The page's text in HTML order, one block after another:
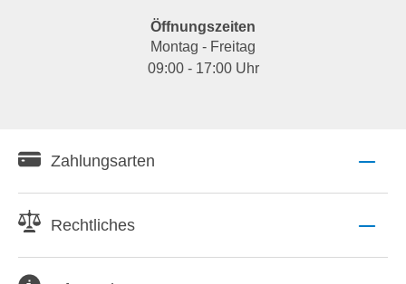
Öffnungszeiten
Montag - Freitag
09:00 - 17:00 Uhr
Zahlungsarten
Rechtliches